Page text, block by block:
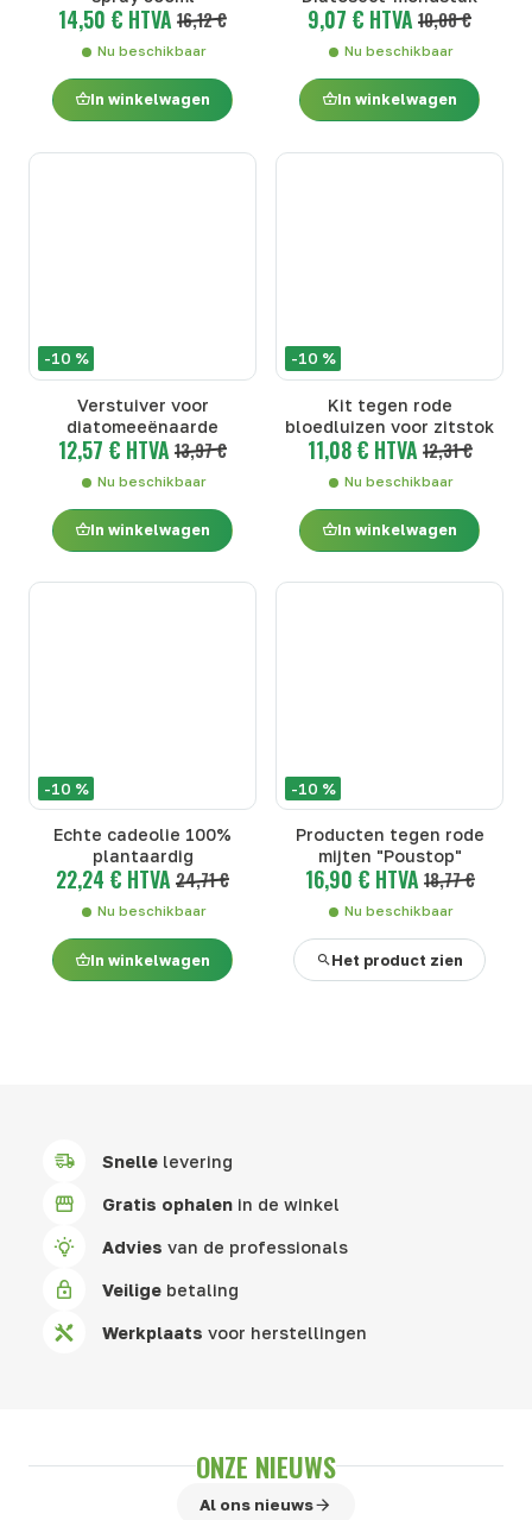
14,50 € HTVA 16,12 €
Nu beschikbaar
In winkelwagen
9,07 € HTVA 10,08 €
Nu beschikbaar
In winkelwagen
-10 %
Verstuiver voor
diatomeeënaarde
12,57 € HTVA 13,97 €
Nu beschikbaar
In winkelwagen
-10 %
Kit tegen rode
bloedluizen voor zitstok
11,08 € HTVA 12,31 €
Nu beschikbaar
In winkelwagen
-10 %
Echte cadeolie 100%
plantaardig
22,24 € HTVA 24,71 €
Nu beschikbaar
In winkelwagen
-10 %
Producten tegen rode
mijten "Poustop"
16,90 € HTVA 18,77 €
Nu beschikbaar
Het product zien
Snelle levering
Gratis ophalen in de winkel
Advies van de professionals
Veilige betaling
Werkplaats voor herstellingen
ONZE NIEUWS
Al ons nieuws